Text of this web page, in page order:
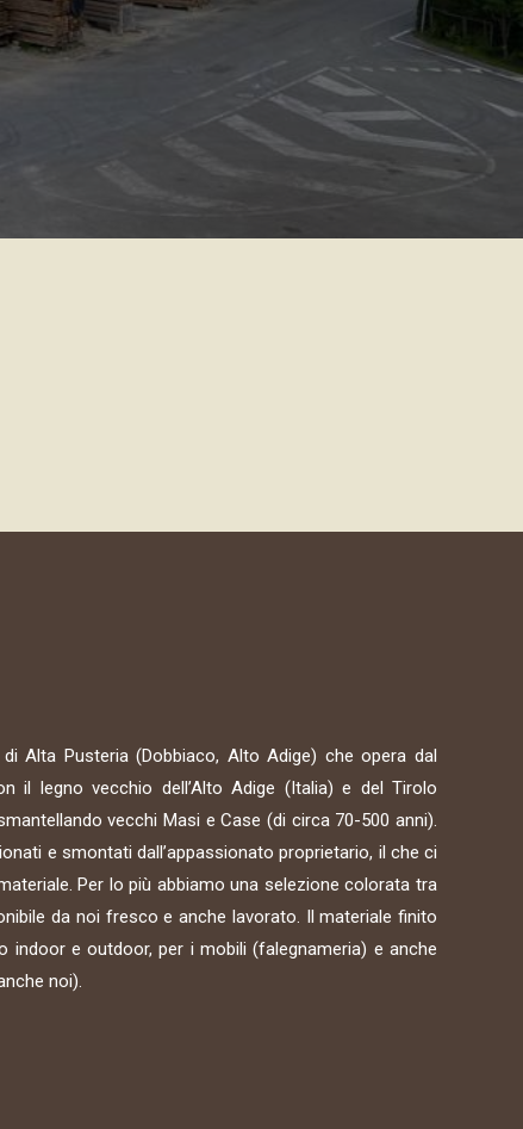
di Alta Pusteria (Dobbiaco, Alto Adige) che opera dal
il legno vecchio dell’Alto Adige (Italia) e del Tirolo
vecchi Masi e Case (di circa 70-500 anni).
e smontati dall’appassionato proprietario, il che ci
Per lo più abbiamo una selezione colorata tra
da noi fresco e anche lavorato. Il materiale finito
indoor e outdoor, per i mobili (falegnameria) e anche
noi).